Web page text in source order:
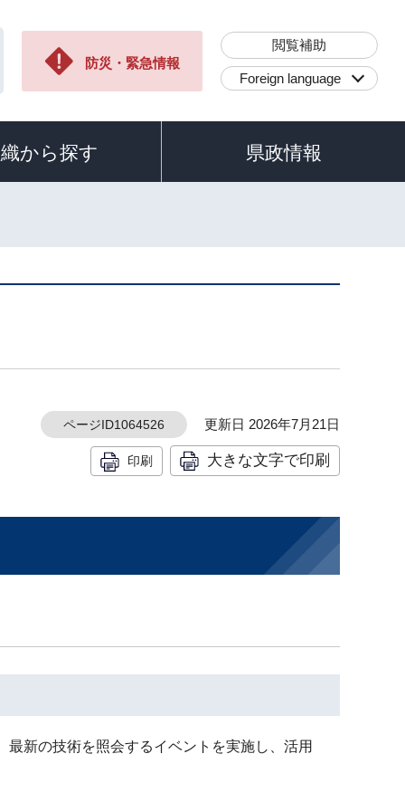
防災・緊急情報
閲覧補助
Foreign language
から探す 県政情報
ページID1064526 更新日 2026年7月21日
印刷 大きな文字で印刷
新の技術を照会するイベントを実施し、活用